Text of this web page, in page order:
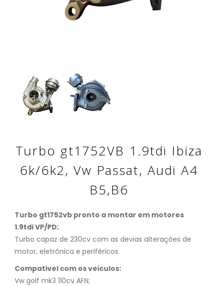
Turbo gt1752VB 1.9tdi Ibiza
6k/6k2, Vw Passat, Audi A4
B5,B6
Turbo gt1752vb pronto a montar em motores
1.9tdi VP/PD;
Turbo capaz de 230cv com as devias alterações de
motor, eletrônica e periféricos.
Compativel com os veiculos:
Vw golf mk3 110cv AFN;